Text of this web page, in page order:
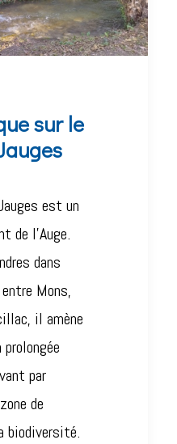
sur le
est un
de l’Auge.
dans
Mons,
il amène
par
de
biodiversité.